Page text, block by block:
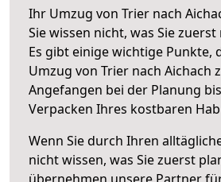
Ihr Umzug von Trier nach
Sie wissen nicht, was Sie
Es gibt einige wichtige Punkte,
Umzug von Trier nach Aichach
Angefangen bei der Planung
Verpacken Ihres kostbaren
Wenn Sie durch Ihren
nicht wissen, was Sie zuerst